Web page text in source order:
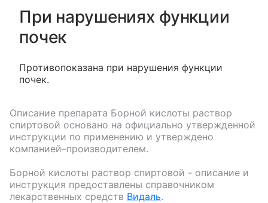
При нарушениях функции
почек
Противопоказана при нарушения функции
почек.
Описание препарата Борной кислоты раствор
спиртовой основано на официально утвержденной
инструкции по применению и утверждено
компанией–производителем.
Борной кислоты раствор спиртовой - описание и
инструкция предоставлены справочником
лекарственных средств Видаль.